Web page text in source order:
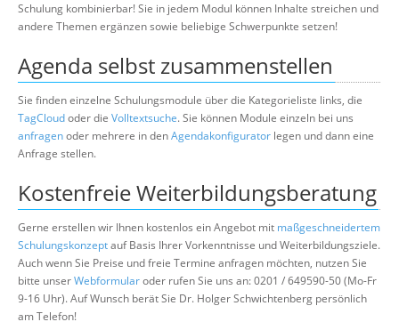
Schulung kombinierbar! Sie in jedem Modul können Inhalte streichen und
andere Themen ergänzen sowie beliebige Schwerpunkte setzen!
Agenda selbst zusammenstellen
Sie finden einzelne Schulungsmodule über die Kategorieliste links, die
TagCloudoder die Volltextsuche. Sie können Module einzeln bei uns
anfragenoder mehrere in denAgendakonfigurator legen und dann eine
Anfrage stellen.
Kostenfreie Weiterbildungsberatung
Gerne erstellen wir Ihnen kostenlos ein Angebot mit maßgeschneidertem
Schulungskonzeptauf Basis Ihrer Vorkenntnisse und Weiterbildungsziele.
Auch wenn Sie Preise und freie Termine anfragen möchten, nutzen Sie
bitte unserWebformularoder rufen Sie uns an: 0201 / 649590-50 (Mo-Fr
9-16 Uhr). Auf Wunsch berät Sie Dr. Holger Schwichtenberg persönlich
am Telefon!